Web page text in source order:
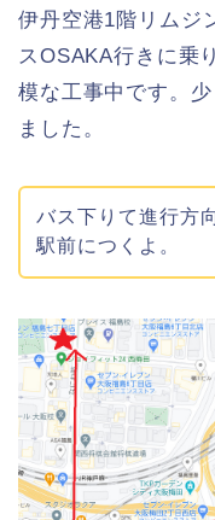
伊丹空港1階リムジ
スOSAKA行きに乗
模な工事中です。
ました。
バス下りて進行方
駅前につくよ。